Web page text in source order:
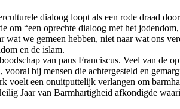
dialoog loopt als een rode draad
om “een oprechte dialoog met het
we gemeen hebben, niet naar wat ons
en de islam.
van paus Franciscus. Veel van de
bij mensen die achtergesteld en
voelt een onuitputtelijk verlangen om
Jaar van Barmhartigheid afkondigde